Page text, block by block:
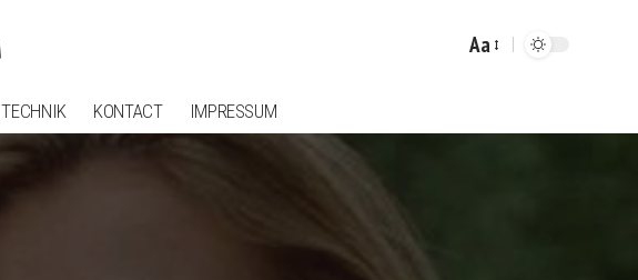
Font
Aa
TECHNIK KONTACT IMPRESSUM